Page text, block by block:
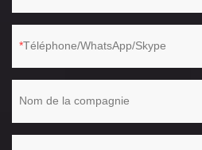
Téléphone/WhatsApp/Skype
Nom de la compagnie